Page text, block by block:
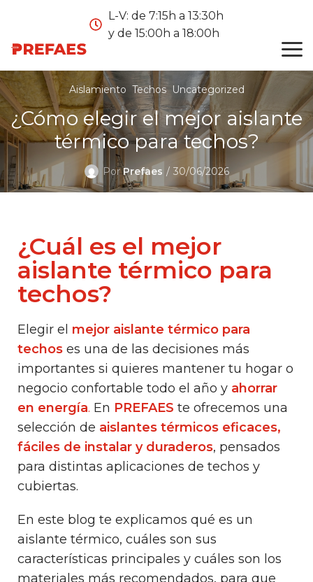
L-V: de 7:15h a 13:30h
y de 15:00h a 18:00h
Aislamiento Techos Uncategorized
¿Cómo elegir el mejor aislante
térmico para techos?
Por Prefaes 30/06/2026
¿Cuál es el mejor
aislante térmico para
techos?
Elegir el mejor aislante térmico para
techos es una de las decisiones más
importantes si quieres mantener tu hogar o
negocio confortable todo el año y ahorrar
en energía. En PREFAES te ofrecemos una
selección de aislantes térmicos eficaces,
fáciles de instalar y duraderos, pensados
para distintas aplicaciones de techos y
cubiertas.
En este blog te explicamos qué es un
aislante térmico, cuáles son sus
características principales y cuáles son los
materiales más recomendados, para que